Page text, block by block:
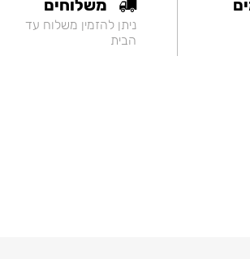
משלוחים
ניתן להזמין משלוח עד
הבית